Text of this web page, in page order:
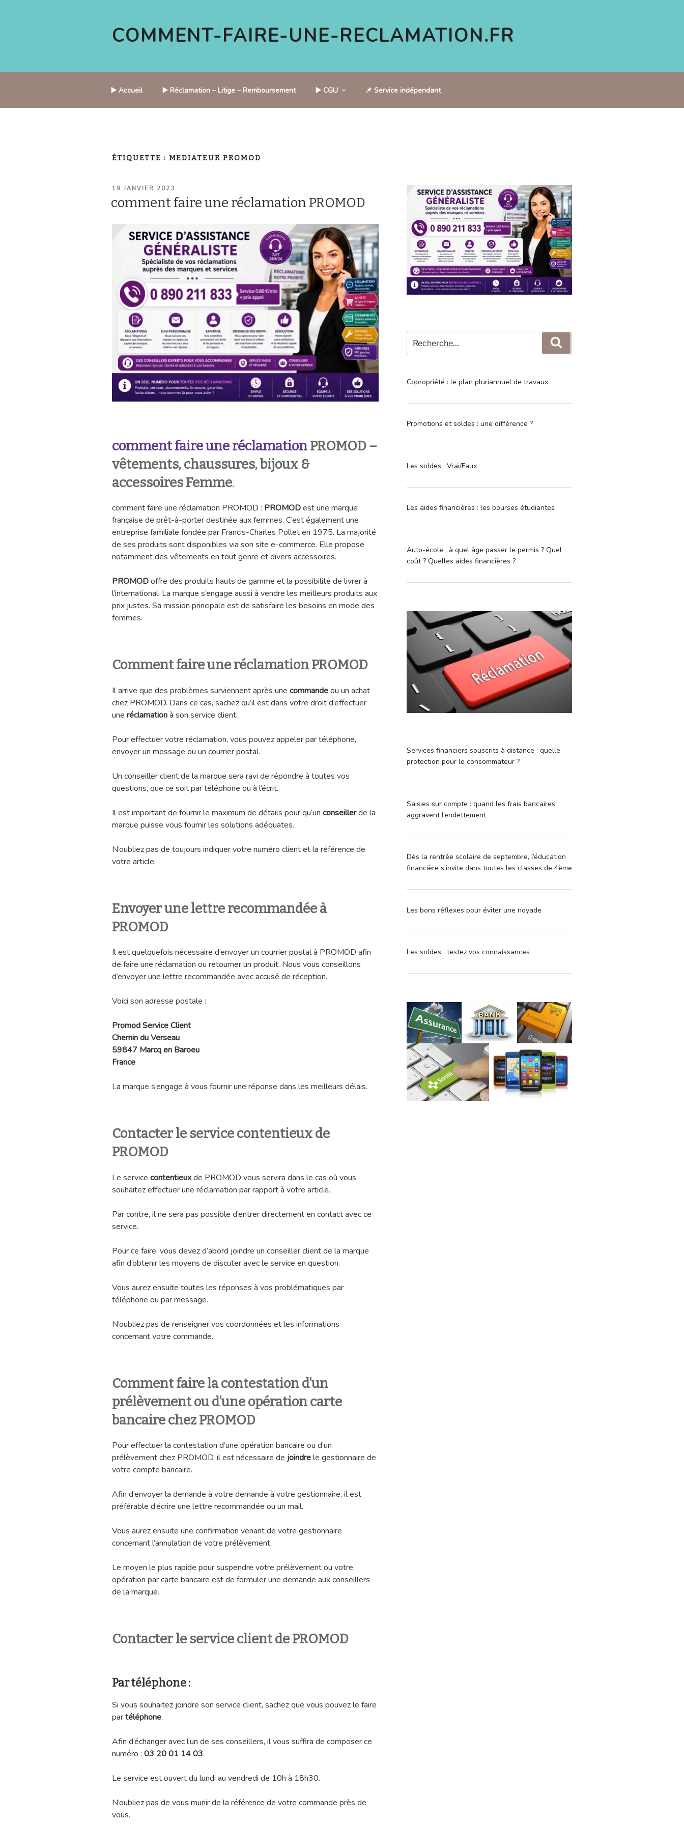
COMMENT-FAIRE-UNE-RECLAMATION.FR
▶️ Accueil ▶️ Réclamation – Litige – Remboursement ▶️ CGU 📌 Service indépendant
ÉTIQUETTE : MEDIATEUR PROMOD
PUBLIÉ
19 JANVIER 2023
comment faire une réclamation PROMOD
comment faire une réclamationPROMOD –
vêtements, chaussures, bijoux &
accessoires Femme.
comment faire une réclamation PROMOD : PROMODest une marque
française de prêt-à-porter destinée aux femmes. C’est également une
entreprise familiale fondée par Francis-Charles Pollet en 1975. La majorité
de ses produits sont disponibles via son site e-commerce. Elle propose
notamment des vêtements en tout genre et divers accessoires.
PROMODoffre des produits hauts de gamme et la possibilité de livrer à
l’international. La marque s’engage aussi à vendre les meilleurs produits aux
prix justes. Sa mission principale est de satisfaire les besoins en mode des
femmes.
Comment faire une réclamation PROMOD
Il arrive que des problèmes surviennent après une commandeou un achat
chez PROMOD. Dans ce cas, sachez qu’il est dans votre droit d’effectuer
une réclamationà son service client.
Pour effectuer votre réclamation, vous pouvez appeler par téléphone,
envoyer un message ou un courrier postal.
Un conseiller client de la marque sera ravi de répondre à toutes vos
questions, que ce soit par téléphone ou à l’écrit.
Il est important de fournir le maximum de détails pour qu’un conseillerde la
marque puisse vous fournir les solutions adéquates.
N’oubliez pas de toujours indiquer votre numéro client et la référence de
votre article.
Envoyer une lettre recommandée à
PROMOD
Il est quelquefois nécessaire d’envoyer un courrier postal à PROMOD afin
de faire une réclamation ou retourner un produit. Nous vous conseillons
d’envoyer une lettre recommandée avec accusé de réception.
Voici son adresse postale :
Promod Service Client
Chemin du Verseau
59847 Marcq en Baroeu
France
La marque s’engage à vous fournir une réponse dans les meilleurs délais.
Contacter le service contentieux de
PROMOD
Le service contentieuxde PROMOD vous servira dans le cas où vous
souhaitez effectuer une réclamation par rapport à votre article.
Par contre, il ne sera pas possible d’entrer directement en contact avec ce
service.
Pour ce faire, vous devez d’abord joindre un conseiller client de la marque
afin d’obtenir les moyens de discuter avec le service en question.
Vous aurez ensuite toutes les réponses à vos problématiques par
téléphone ou par message.
N’oubliez pas de renseigner vos coordonnées et les informations
concernant votre commande.
Comment faire la contestation d’un
prélèvement ou d’une opération carte
bancaire chez PROMOD
Pour effectuer la contestation d’une opération bancaire ou d’un
prélèvement chez PROMOD, il est nécessaire de joindrele gestionnaire de
votre compte bancaire.
Afin d’envoyer la demande à votre demande à votre gestionnaire, il est
préférable d’écrire une lettre recommandée ou un mail.
Vous aurez ensuite une confirmation venant de votre gestionnaire
concernant l’annulation de votre prélèvement.
Le moyen le plus rapide pour suspendre votre prélèvement ou votre
opération par carte bancaire est de formuler une demande aux conseillers
de la marque.
Contacter le service client de PROMOD
Par téléphone :
Si vous souhaitez joindre son service client, sachez que vous pouvez le faire
partéléphone.
Afin d’échanger avec l’un de ses conseillers, il vous suffira de composer ce
numéro : 03 20 01 14 03.
Le service est ouvert du lundi au vendredi de 10h à 18h30.
N’oubliez pas de vous munir de la référence de votre commande près de
vous.
pour
:
Copropriété : le plan pluriannuel de travaux
Promotions et soldes : une différence ?
Les soldes : Vrai/Faux
Les aides financières : les bourses étudiantes
Auto-école : à quel âge passer le permis ? Quel
coût ? Quelles aides financières ?
Services financiers souscrits à distance : quelle
protection pour le consommateur ?
Saisies sur compte : quand les frais bancaires
aggravent l’endettement
Dès la rentrée scolaire de septembre, l’éducation
financière s’invite dans toutes les classes de 4ème
Les bons réflexes pour éviter une noyade
Les soldes : testez vos connaissances